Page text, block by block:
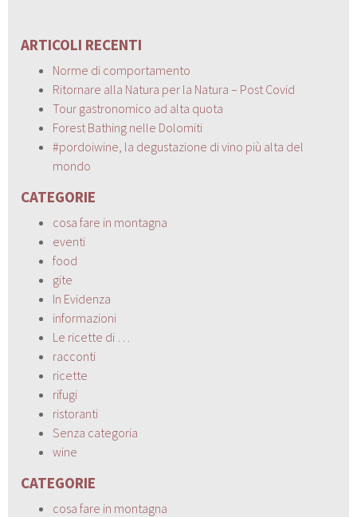
ARTICOLI RECENTI
Norme di comportamento
Ritornare alla Natura per la Natura – Post Covid
Tour gastronomico ad alta quota
Forest Bathing nelle Dolomiti
#pordoiwine, la degustazione di vino più alta del
mondo
CATEGORIE
cosa fare in montagna
eventi
food
gite
In Evidenza
informazioni
Le ricette di …
racconti
ricette
rifugi
ristoranti
Senza categoria
wine
CATEGORIE
cosa fare in montagna